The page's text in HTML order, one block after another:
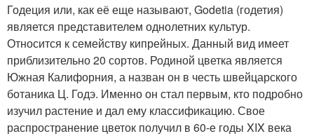
Годеция или, как её еще называют, Godetia (годетия)
является представителем однолетних культур.
Относится к семейству кипрейных. Данный вид имеет
приблизительно 20 сортов. Родиной цветка является
Южная Калифорния, а назван он в честь швейцарского
ботаника Ц. Годэ. Именно он стал первым, кто подробно
изучил растение и дал ему классификацию. Свое
распространение цветок получил в 60-е годы XIX века